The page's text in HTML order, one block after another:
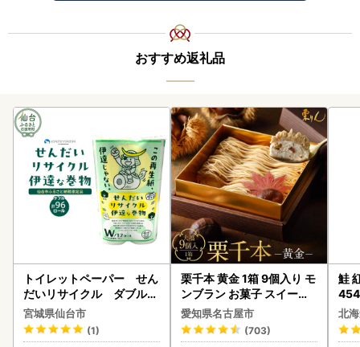
おすすめ返礼品
トイレットペーパー せん
だいリサイクル ダブル9
6ロール｜トイレット
宮城県仙台市
(1)
栗千本 黄金 1箱 9個入り モ
ンブラン お菓子 スイーツ
デザート モンブラン 人気
愛知県名古屋市
(703)
鮭
454
北